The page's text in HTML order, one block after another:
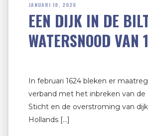
JANUARI 18, 2026
EEN DIJK IN DE
WATERSNOOD VAN
In februari 1624 bleken er
verband met het inbreken van de
Sticht en de overstroming van
Hollands […]